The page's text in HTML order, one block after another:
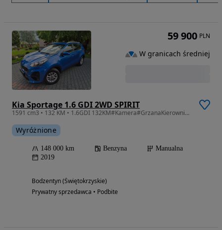
Kia Sportage 1.6 GDI 2WD SPIRIT
1591 cm3 • 132 KM • 1.6GDI 132KM#Kamera#GrzanaKierownica#Pdc#SuperStan#CałaOryginał
Wyróżnione
148 000 km Benzyna
Manualna
2019
Bodzentyn (Świętokrzyskie)
Prywatny sprzedawca • Podbite
59 900 PLN
W granicach średniej